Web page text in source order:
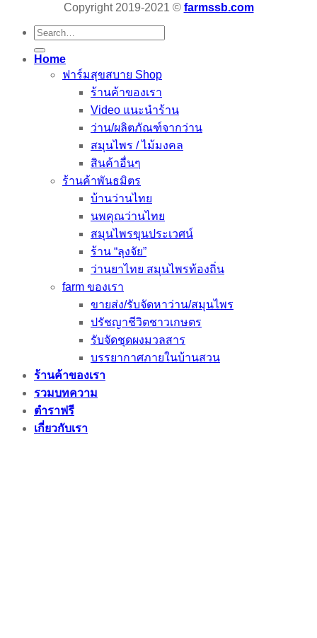
Copyright 2019-2021 © farmssb.com
Search
for:
Home
ฟาร์มสุขสบาย Shop
ร้านค้าของเรา
Video แนะนำร้าน
ว่าน/ผลิตภัณฑ์จากว่าน
สมุนไพร / ไม้มงคล
สินค้าอื่นๆ
ร้านค้าพันธมิตร
บ้านว่านไทย
นพคุณว่านไทย
สมุนไพรขุนประเวศน์
ร้าน “ลุงจัย”
ว่านยาไทย สมุนไพรท้องถิ่น
farm ของเรา
ขายส่ง/รับจัดหาว่าน/สมุนไพร
ปรัชญาชีวิตชาวเกษตร
รับจัดชุดผงมวลสาร
บรรยากาศภายในบ้านสวน
ร้านค้าของเรา
รวมบทความ
ตำราฟรี
เกี่ยวกับเรา